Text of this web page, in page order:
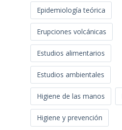
Epidemiología teórica
Erupciones volcánicas
Estudios alimentarios
Estudios ambientales
Higiene de las manos
Higiene y prevención